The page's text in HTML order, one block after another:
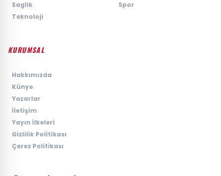
Saglik
Spor
Teknoloji
KURUMSAL
Hakkımızda
Künye
Yazarlar
İletişim
Yayın İlkeleri
Gizlilik Politikası
Çerez Politikası